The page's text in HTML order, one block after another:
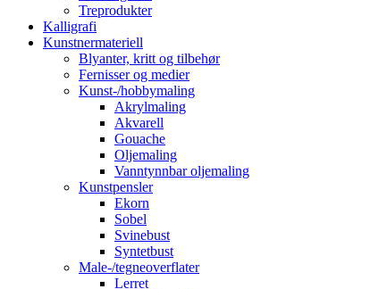
Treprodukter
Kalligrafi
Kunstnermateriell
Blyanter, kritt og tilbehør
Fernisser og medier
Kunst-/hobbymaling
Akrylmaling
Akvarell
Gouache
Oljemaling
Vanntynnbar oljemaling
Kunstpensler
Ekorn
Sobel
Svinebust
Syntetbust
Male-/tegneoverflater
Lerret